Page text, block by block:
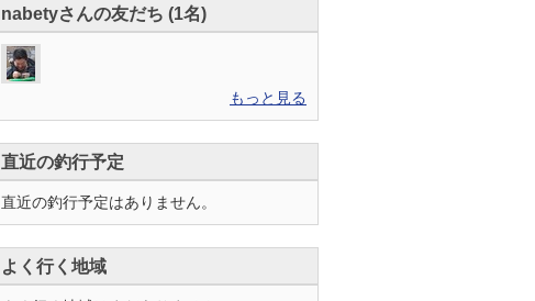
nabetyさんの友だち (1名)
もっと見る
直近の釣行予定
直近の釣行予定はありません。
よく行く地域